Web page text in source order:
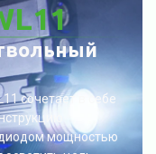
сочетает в себе
мощностью